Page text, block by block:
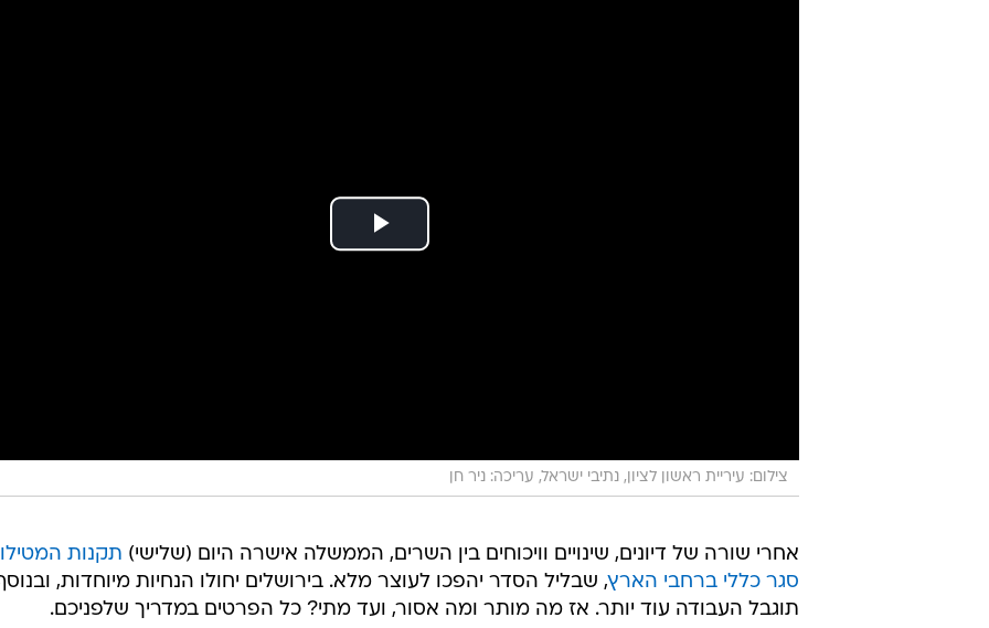
צילום: עיריית ראשון לציון, נתיבי ישראל, עריכה: ניר חן
אחרי שורה של דיונים, שינויים וויכוחים בין השרים, הממשלה אישרה היום (שלישי) תקנות
סגר כללי ברחבי הארץ, שבליל הסדר יהפכו לעוצר מלא. בירושלים יחולו הנחיות מיוחדות,
תוגבל העבודה עוד יותר. אז מה מותר ומה אסור, ועד מתי? כל הפרטים במדריך שלפניכם.